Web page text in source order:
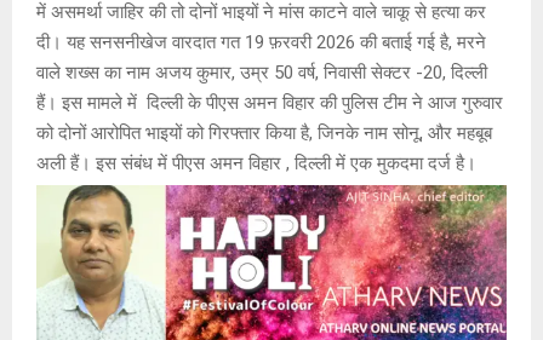
में असमर्था जाहिर की तो दोनों भाइयों ने मांस काटने वाले चाकू से हत्या कर
दी। यह सनसनीखेज वारदात गत 19 फ़रवरी 2026 की बताई गई है, मरने
वाले शख्स का नाम अजय कुमार, उम्र 50 वर्ष, निवासी सेक्टर -20, दिल्ली
हैं। इस मामले में दिल्ली के पीएस अमन विहार की पुलिस टीम ने आज गुरुवार
को दोनों आरोपित भाइयों को गिरफ्तार किया है, जिनके नाम सोनू, और महबूब
अली हैं। इस संबंध में पीएस अमन विहार , दिल्ली में एक मुकदमा दर्ज है।